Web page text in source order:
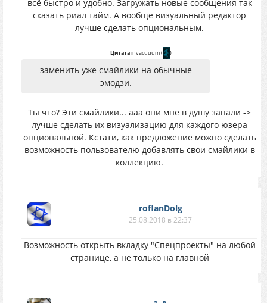
всё быстро и удобно. Загружать новые сообщения так
сказать риал тайм. А вообще визуальный редактор
лучше сделать опциональным.
Цитатаinvacuuum( )
заменить уже смайлики на обычные
эмодзи.
Ты что? Эти смайлики... ааа они мне в душу запали ->
лучше сделать их визуализацию для каждого юзера
опциональной. Кстати, как предложение можно сделать
возможность пользователю добавлять свои смайлики в
коллекцию.
roflanDolg
25.08.2018 в 22:37
Возможность открыть вкладку "Спецпроекты" на любой
странице, а не только на главной